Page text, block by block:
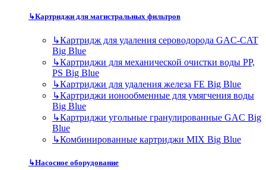
↳Картриджи для магистральных фильтров
↳Картридж для удаления сероводорода GAC-CAT
Big Blue
↳Картриджи для механической очистки воды PP,
PS Big Blue
↳Картриджи для удаления железа FE Big Blue
↳Картриджи ионообменные для умягчения воды
Big Blue
↳Картриджи угольные гранулированные GAC Big
Blue
↳Комбинированные картриджи MIX Big Blue
↳Насосное оборудование